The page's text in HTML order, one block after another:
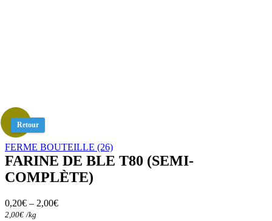
Retour
FERME BOUTEILLE (26)
FARINE DE BLE T80 (SEMI-
COMPLÈTE)
0,20€ – 2,00€
2,00€ /kg